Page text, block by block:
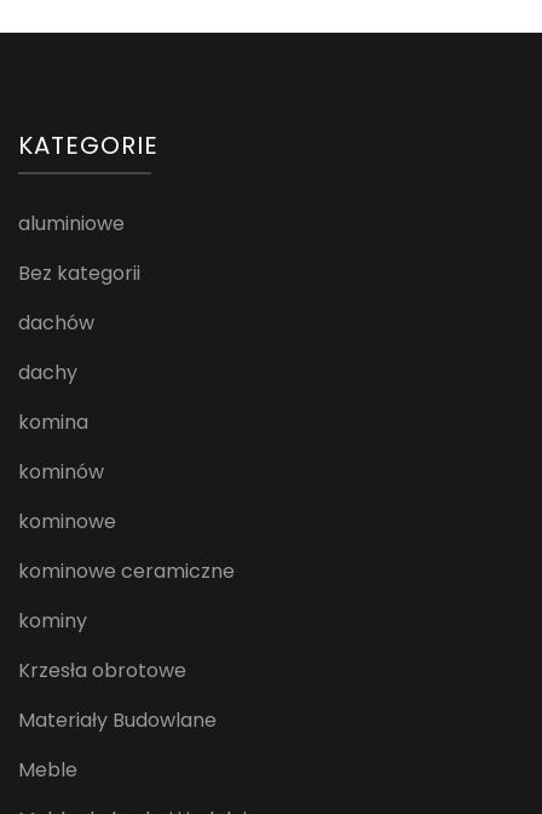
KATEGORIE
aluminiowe
Bez kategorii
dachów
dachy
komina
kominów
kominowe
kominowe ceramiczne
kominy
Krzesła obrotowe
Materiały Budowlane
Meble